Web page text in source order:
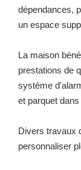
dépendances,
un espace
La maison
prestations de
système
et parquet
Divers travaux
personnaliser